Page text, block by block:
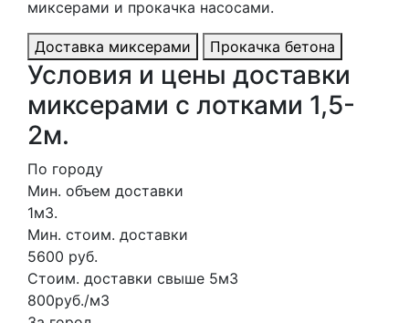
миксерами и прокачка насосами.
Доставка миксерами Прокачка бетона
Условия и цены доставки
миксерами с лотками 1,5-
2м.
По городу
Мин. объем доставки
1м3.
Мин. стоим. доставки
5600 руб.
Стоим. доставки свыше 5м3
800руб./м3